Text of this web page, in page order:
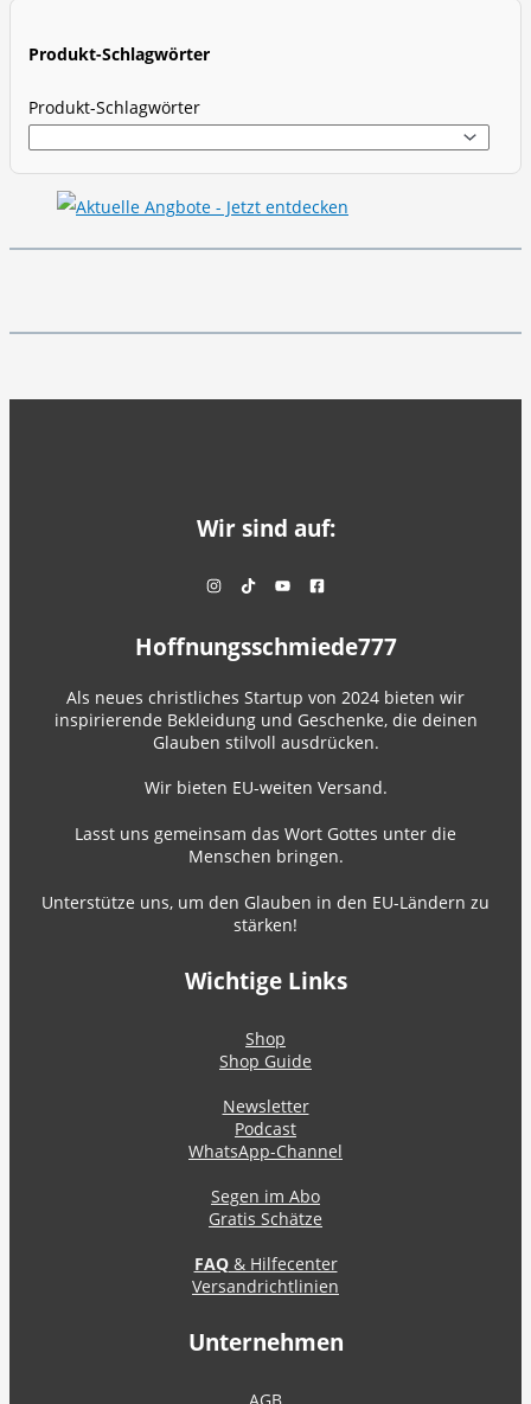
Produkt-Schlagwörter
Produkt-Schlagwörter
Wir sind auf:
Hoffnungsschmiede777
Als neues christliches Startup von 2024 bieten wir
inspirierende Bekleidung und Geschenke, die deinen
Glauben stilvoll ausdrücken.
Wir bieten EU-weiten Versand.
Lasst uns gemeinsam das Wort Gottes unter die
Menschen bringen.
Unterstütze uns, um den Glauben in den EU-Ländern zu
stärken!
Wichtige Links
Shop
Shop Guide
Newsletter
Podcast
WhatsApp-Channel
Segen im Abo
Gratis Schätze
FAQ& Hilfecenter
Versandrichtlinien
Unternehmen